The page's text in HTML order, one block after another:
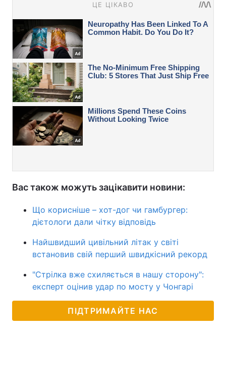
Вас також можуть зацікавити новини:
Що корисніше – хот-дог чи гамбургер:
дієтологи дали чітку відповідь
Найшвидший цивільний літак у світі
встановив свій перший швидкісний рекорд
"Стрілка вже схиляється в нашу сторону":
експерт оцінив удар по мосту у Чонгарі
ПІДТРИМАЙТЕ НАС